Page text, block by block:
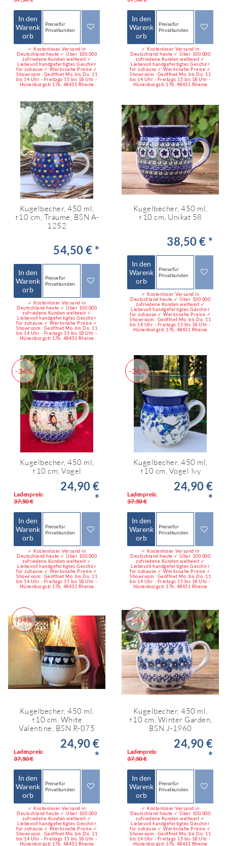
In den
Warenk
orb
Preise für
Privatkunden
✓ Kostenloser Versand in
Deutschland heute ✓ Über 100.000
zufriedene Kunden weltweit ✓
Liebevoll handgefertigtes Geschirr
für zuhause ✓ Werksnahe Preise ✓
Showroom : Geöffnet Mo. bis Do. 11
bis 14 Uhr - Freitags 15 bis 18 Uhr -
Hünenborgstr.17b, 48431 Rheine
In den
Warenk
orb
Preise für
Privatkunden
✓ Kostenloser Versand in
Deutschland heute ✓ Über 100.000
zufriedene Kunden weltweit ✓
Liebevoll handgefertigtes Geschirr
für zuhause ✓ Werksnahe Preise ✓
Showroom : Geöffnet Mo. bis Do. 11
bis 14 Uhr - Freitags 15 bis 18 Uhr -
Hünenborgstr.17b, 48431 Rheine
Kugelbecher, 450 ml,
↑10 cm, Träume, BSN A-
1252
54,50 € *
In den
Warenk
orb
Preise für
Privatkunden
✓ Kostenloser Versand in
Deutschland heute ✓ Über 100.000
zufriedene Kunden weltweit ✓
Liebevoll handgefertigtes Geschirr
für zuhause ✓ Werksnahe Preise ✓
Showroom : Geöffnet Mo. bis Do. 11
bis 14 Uhr - Freitags 15 bis 18 Uhr -
Hünenborgstr.17b, 48431 Rheine
Kugelbecher, 450 ml,
↑10 cm, Unikat 58
38,50 € *
In den
Warenk
orb
Preise für
Privatkunden
✓ Kostenloser Versand in
Deutschland heute ✓ Über 100.000
zufriedene Kunden weltweit ✓
Liebevoll handgefertigtes Geschirr
für zuhause ✓ Werksnahe Preise ✓
Showroom : Geöffnet Mo. bis Do. 11
bis 14 Uhr - Freitags 15 bis 18 Uhr -
Hünenborgstr.17b, 48431 Rheine
-34%
Kugelbecher, 450 ml,
↑10 cm, Vogel
Ladenpreis:
37,50 €
24,90 €
*
In den
Warenk
orb
Preise für
Privatkunden
✓ Kostenloser Versand in
Deutschland heute ✓ Über 100.000
zufriedene Kunden weltweit ✓
Liebevoll handgefertigtes Geschirr
für zuhause ✓ Werksnahe Preise ✓
Showroom : Geöffnet Mo. bis Do. 11
bis 14 Uhr - Freitags 15 bis 18 Uhr -
Hünenborgstr.17b, 48431 Rheine
-34%
Kugelbecher, 450 ml,
↑10 cm, Vogel Ivy
Ladenpreis:
37,50 €
24,90 €
*
In den
Warenk
orb
Preise für
Privatkunden
✓ Kostenloser Versand in
Deutschland heute ✓ Über 100.000
zufriedene Kunden weltweit ✓
Liebevoll handgefertigtes Geschirr
für zuhause ✓ Werksnahe Preise ✓
Showroom : Geöffnet Mo. bis Do. 11
bis 14 Uhr - Freitags 15 bis 18 Uhr -
Hünenborgstr.17b, 48431 Rheine
-34%
Kugelbecher, 450 ml,
↑10 cm, White
Valentine, BSN R-075
Ladenpreis:
37,50 €
24,90 €
*
In den
Warenk
orb
Preise für
Privatkunden
✓ Kostenloser Versand in
Deutschland heute ✓ Über 100.000
zufriedene Kunden weltweit ✓
Liebevoll handgefertigtes Geschirr
für zuhause ✓ Werksnahe Preise ✓
Showroom : Geöffnet Mo. bis Do. 11
bis 14 Uhr - Freitags 15 bis 18 Uhr -
Hünenborgstr.17b, 48431 Rheine
-34%
Kugelbecher, 450 ml,
↑10 cm, Winter Garden,
BSN J-1960
Ladenpreis:
37,50 €
24,90 €
*
In den
Warenk
orb
Preise für
Privatkunden
✓ Kostenloser Versand in
Deutschland heute ✓ Über 100.000
zufriedene Kunden weltweit ✓
Liebevoll handgefertigtes Geschirr
für zuhause ✓ Werksnahe Preise ✓
Showroom : Geöffnet Mo. bis Do. 11
bis 14 Uhr - Freitags 15 bis 18 Uhr -
Hünenborgstr.17b, 48431 Rheine